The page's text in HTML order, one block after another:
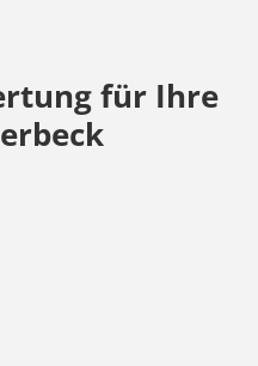
für Ihre